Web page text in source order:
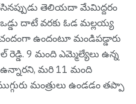
తెలియదా మేమిద్దరం
దాటే వరకు ఓడ మల్లయ్య
ఉందంటూ మండిప‌డ్డారు
9 మంది ఎమ్మెల్యేలు ఉన్న
ఉన్నార‌ని, మ‌రి 11 మంది
మంత్రులు ఉండడం తప్పా